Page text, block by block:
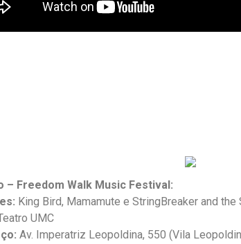
– Freedom Walk Music Festival:
King Bird, Mamamute e StringBreaker and
UMC
Av. Imperatriz Leopoldina, 550 (Vila